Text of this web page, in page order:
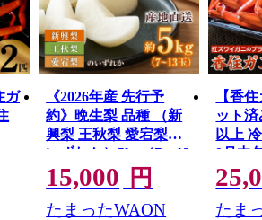
ガ
《2026年産 先行予
約》晩生梨 品種 （新
興梨 王秋梨 愛宕梨の
いずれか）5kg（7～13
玉）【令和8年10月中
旬以降発送予定】 晩
生品種 新興・王秋・
15,000 円
たまったWAON
【香
ット
以上
9月中
定】
で 添
ふる
たま